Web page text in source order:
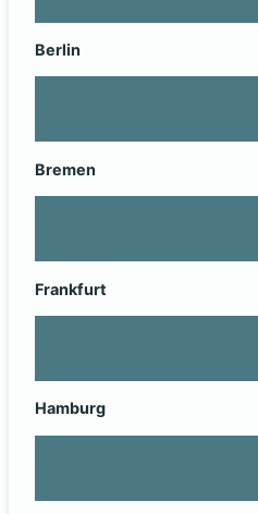
Berlin
Bremen
Frankfurt
Hamburg